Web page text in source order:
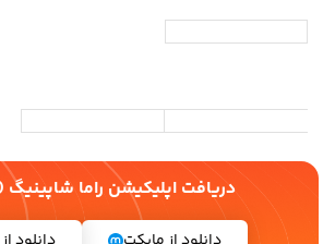
دریافت اپلیکیشن راما